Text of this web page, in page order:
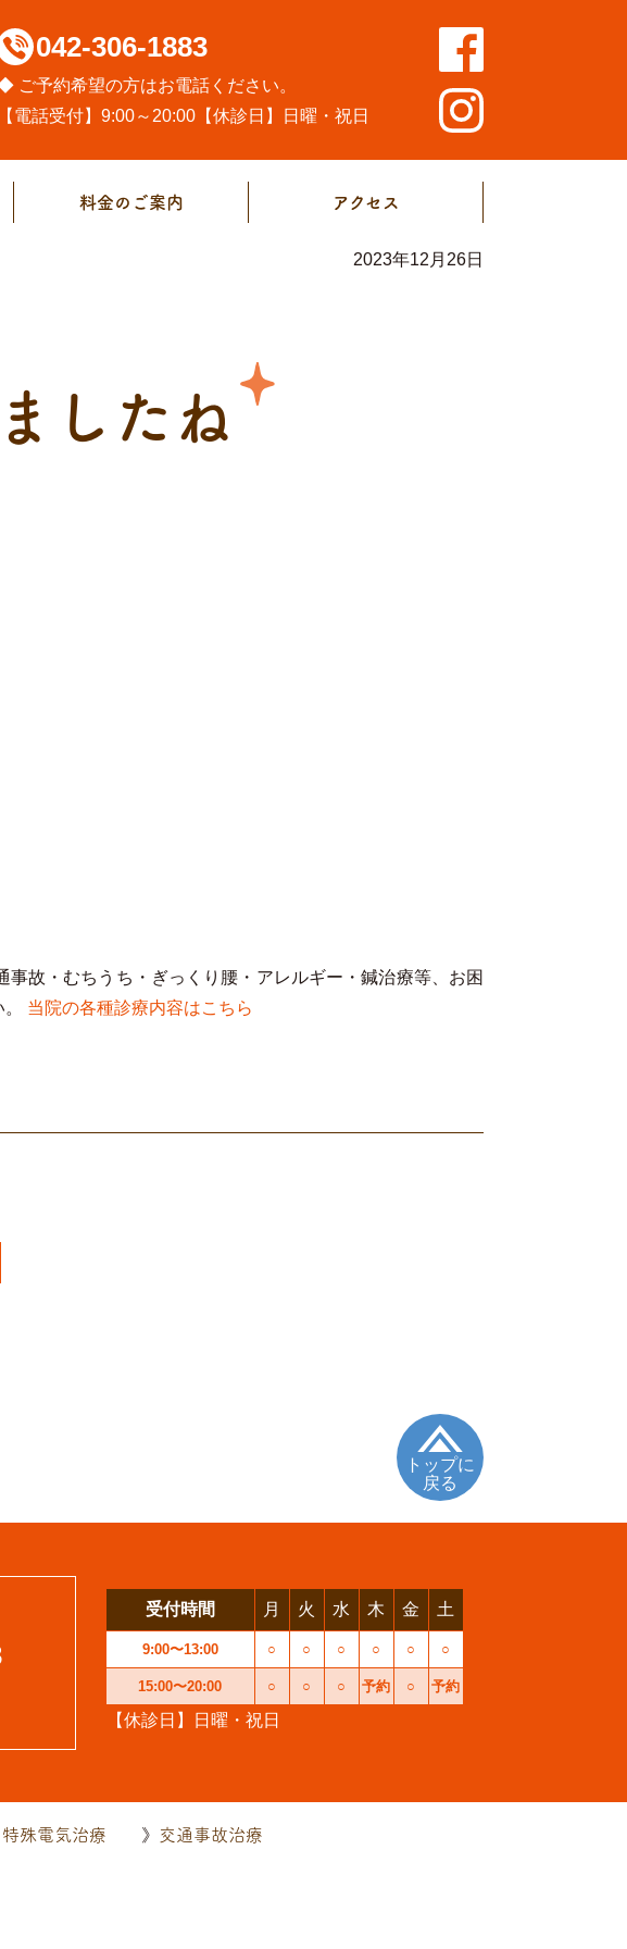
042-306-1883
ご予約希望の方はお電話ください。
【電話受付】9:00～20:00【休診日】日曜・祝日
料金のご案内 アクセス
2023年12月26日
したね
故・むちうち・ぎっくり腰・アレルギー・鍼治療等、お困
当院の各種診療内容はこちら
トップに
戻る
受付時間 月 火 水 木 金 土
9:00〜13:00 ○ ○ ○ ○ ○ ○
15:00〜20:00 ○ ○ ○ 予約 ○ 予約
【休診日】日曜・祝日
特殊電気治療 交通事故治療